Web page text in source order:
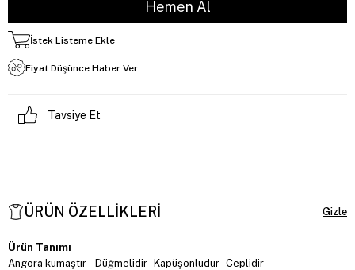
İstek Listeme Ekle
Fiyat Düşünce Haber Ver
Tavsiye Et
ÜRÜN ÖZELLIKLERI
Ürün Tanımı
Angora kumaştır - Düğmelidir - Kapüşonludur - Ceplidir